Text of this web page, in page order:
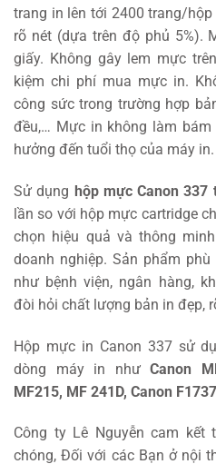
trang in lên tới 2400 trang/
rõ nét (dựa trên độ phủ 5%).
giấy. Không gây lem mực
kiệm chi phí mua mực in.
công sức trong trường hợp
đều,… Mực in không làm
hưởng đến tuổi thọ của máy in.
Sử dụng hộp mực Canon 337
lần so với hộp mực cartridge
chọn hiệu quả và thông
doanh nghiệp. Sản phẩm
như bệnh viện, ngân hàng,
đòi hỏi chất lượng bản in đẹp,
Hộp mực in Canon 337 sử
dòng máy in nhưCanon
MF215, MF 241D, Canon
Công ty Lê Nguyễn cam kết
chóng, Đối với các Bạn ở nội